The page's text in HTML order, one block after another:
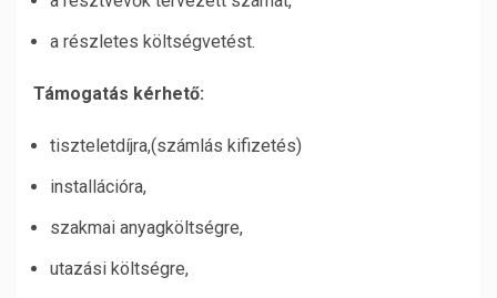
a részletes költségvetést.
Támogatás kérhető:
tiszteletdíjra,(számlás kifizetés)
installációra,
szakmai anyagköltségre,
utazási költségre,